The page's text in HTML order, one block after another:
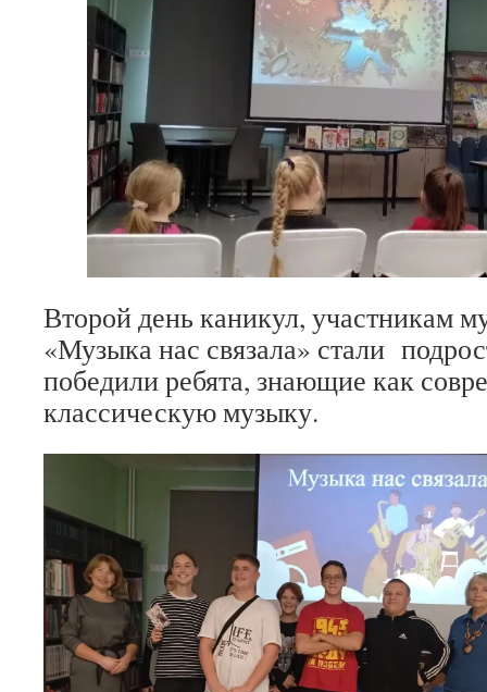
Второй день каникул, участникам
«Музыка нас связала» стали
победили ребята, знающие как
классическую музыку.